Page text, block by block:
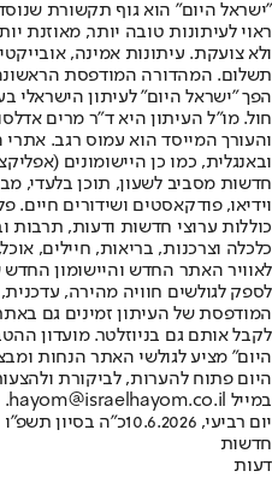
"ישראל היום" הוא גוף תקשורת
ראוי לעיתונות טובה יותר, מאוזנת
ולא צועקת. עיתונות אמינה,
הפך "ישראל היום" לעיתון הישראלי
חול. מו"ל העיתון היא ד"ר מרים
והעורך המייסד הוא עמוס רגב.
חדשות מסביב לשעון, תוכן בלעדי,
וידיאו, פודקאסטים ושידורים חיים.
כוללות ערוצי חדשות ודעות, תרבות
לאוויר האתר החדש והיישומון
לספק לגולשים חוויה מהירה,
המודפסת של העיתון זמינים גם
לקבל אותם גם בניוזלטר. מועדון
היום" מציע לגולשי האתר הנחות
היום פתוח להערות, לביקורת
במייל hayom@israelhayom.co.il.
יום רביעי, 10.6.2026
כ"ה בסיון תשפ"ו
חדשות
דעות